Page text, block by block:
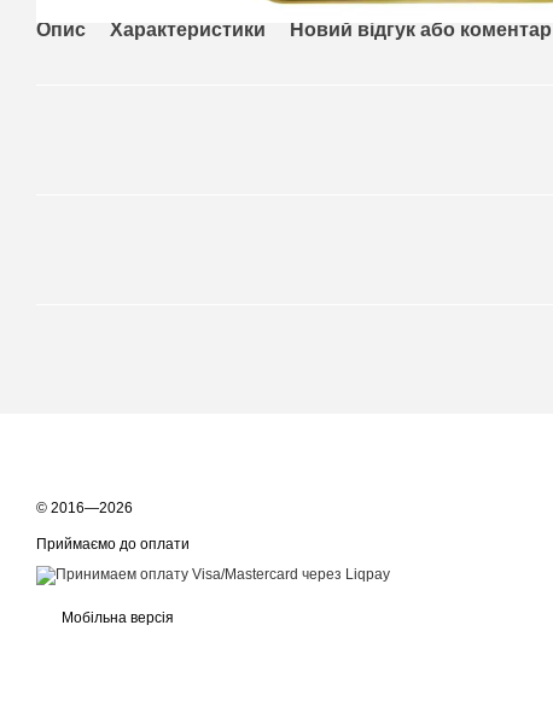
Опис Характеристики Новий відгук або коментар
© 2016—2026
Приймаємо до оплати
Мобільна версія